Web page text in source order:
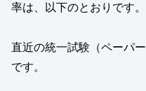
率は、以下のとおりです。
直近の統一試験（ペーパ
です。